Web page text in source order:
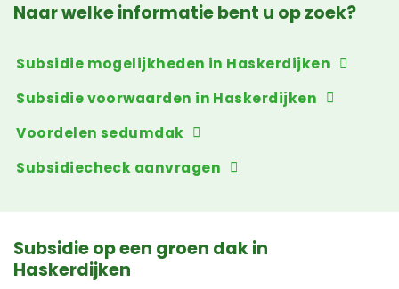
Naar welke informatie bent u op zoek?
Subsidie mogelijkheden in Haskerdijken
Subsidie voorwaarden in Haskerdijken
Voordelen sedumdak
Subsidiecheck aanvragen
Subsidie op een groen dak in
Haskerdijken